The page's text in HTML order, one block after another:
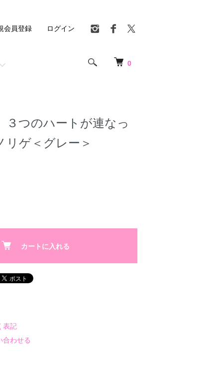
0
会員登録 ログイン
つのハートが連なっ
リゲ＜グレー＞
カートに入れる
表記
合わせる